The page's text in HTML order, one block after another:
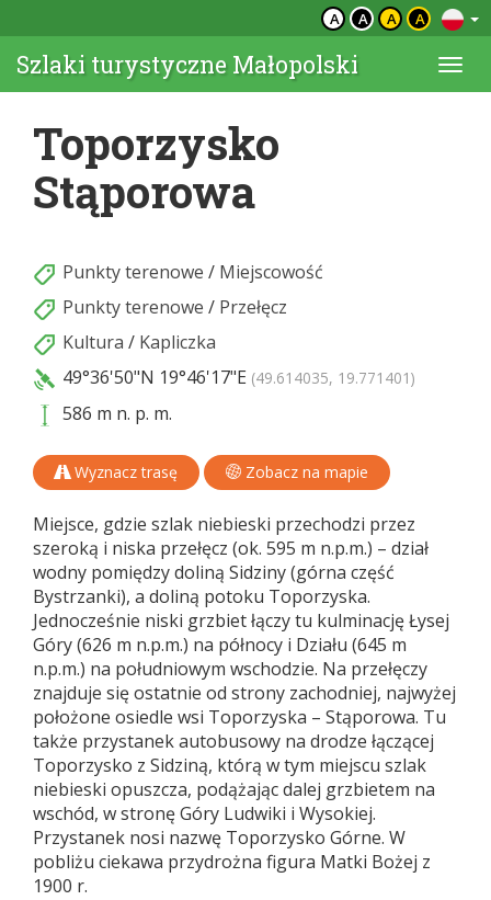
A A A A
Szlaki turystyczne Małopolski
Toporzysko
Stąporowa
Punkty terenowe / Miejscowość
Punkty terenowe / Przełęcz
Kultura / Kapliczka
49°36'50"N 19°46'17"E (49.614035, 19.771401)
586 m n. p. m.
Wyznacz trasę Zobacz na mapie
Miejsce, gdzie szlak niebieski przechodzi przez
szeroką i niska przełęcz (ok. 595 m n.p.m.) – dział
wodny pomiędzy doliną Sidziny (górna część
Bystrzanki), a doliną potoku Toporzyska.
Jednocześnie niski grzbiet łączy tu kulminację Łysej
Góry (626 m n.p.m.) na północy i Działu (645 m
n.p.m.) na południowym wschodzie. Na przełęczy
znajduje się ostatnie od strony zachodniej, najwyżej
położone osiedle wsi Toporzyska – Stąporowa. Tu
także przystanek autobusowy na drodze łączącej
Toporzysko z Sidziną, którą w tym miejscu szlak
niebieski opuszcza, podążając dalej grzbietem na
wschód, w stronę Góry Ludwiki i Wysokiej.
Przystanek nosi nazwę Toporzysko Górne. W
pobliżu ciekawa przydrożna figura Matki Bożej z
1900 r.